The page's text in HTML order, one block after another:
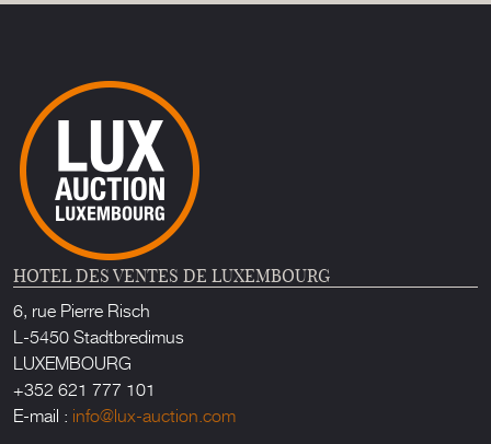
HOTEL DES VENTES DE LUXEMBOURG
6, rue Pierre Risch
L-5450 Stadtbredimus
LUXEMBOURG
+352 621 777 101
E-mail : info@lux-auction.com